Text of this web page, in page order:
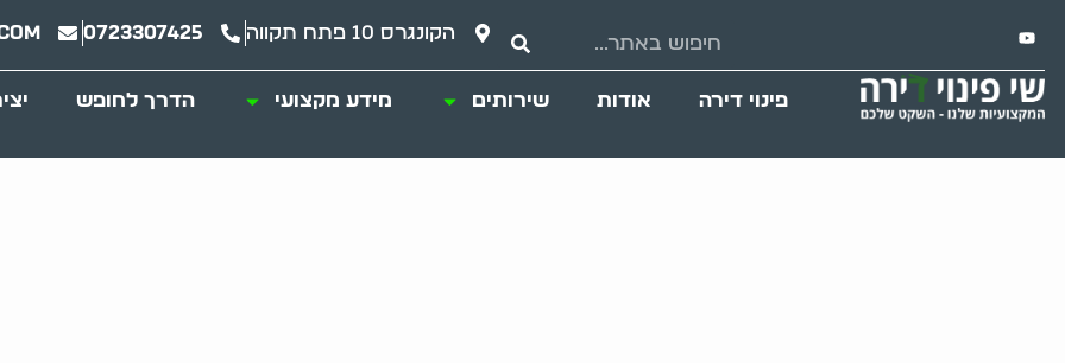
הקונגרס 10 פתח תקווה 0723307425
פינוי דירה אודות שירותים מידע מקצועי הדרך לחופש